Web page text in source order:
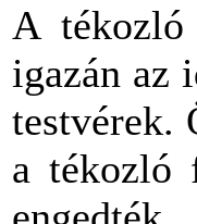
A tékozló
igazán az
testvérek.
a tékozló